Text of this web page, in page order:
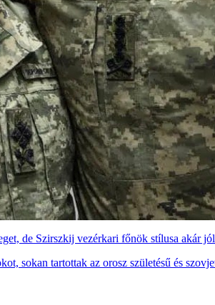
de Szirszkij vezérkari főnök stílusa akár
sokan tartottak az orosz születésű és